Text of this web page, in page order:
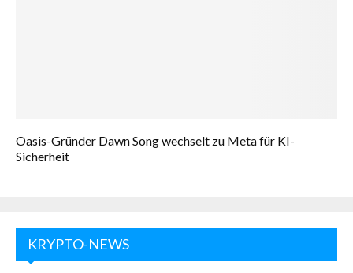
Oasis-Gründer Dawn Song wechselt zu Meta für KI-
Sicherheit
KRYPTO-NEWS